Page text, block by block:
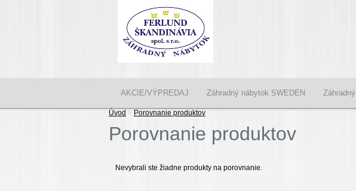
AKCIE/VÝPREDAJ Záhradný nábytok SWEDEN
Úvod > Porovnanie produktov
Porovnanie produktov
Nevybrali ste žiadne produkty na porovnanie.